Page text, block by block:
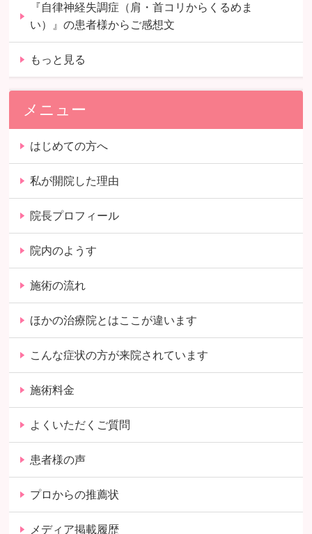
『自律神経失調症（肩・首コリからくるめま
い）』の患者様からご感想文
もっと見る
メニュー
はじめての方へ
私が開院した理由
院長プロフィール
院内のようす
施術の流れ
ほかの治療院とはここが違います
こんな症状の方が来院されています
施術料金
よくいただくご質問
患者様の声
プロからの推薦状
メディア掲載履歴